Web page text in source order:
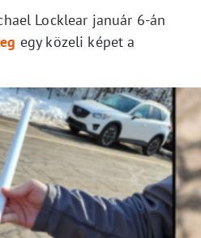
Locklear január 6-án
egy közeli képet a